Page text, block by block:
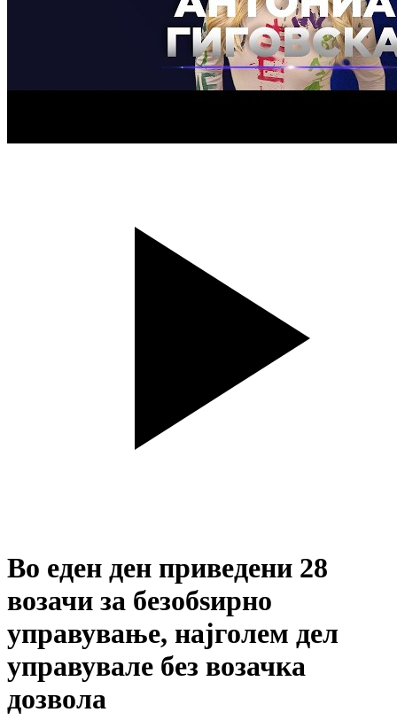
Во еден ден приведени 28
возачи за безобѕирно
управување, најголем дел
управувале без возачка
дозвола